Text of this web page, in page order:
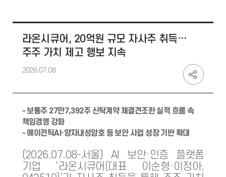
라온시큐어, 20억원 규모 자사주 취득…
주주 가치 제고 행보 지속
2026.07.08
- 보통주 27만7,392주 신탁계약 체결견조한 실적 흐름 속
책임경영 강화
- 에이전틱AI·양자내성암호 등 보안 사업 성장 기반 확대
(2026.07.08-서울) AI 보안·인증 플랫폼
기업 ‘라온시큐어(대표 이순형·이정아,